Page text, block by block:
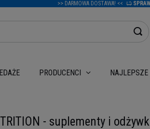
>> DARMOWA DOSTAWA! <<
PRODUCENCI NAJLEPSZE
- suplementy i